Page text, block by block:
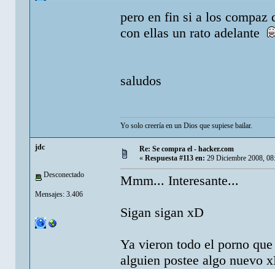
pero en fin si a los compaz
con ellas un rato adelante
saludos
Yo solo creería en un Dios que supiese bailar.
jdc
Desconectado
Mensajes: 3.406
Re: Se compra el - hacker.com
« Respuesta #113 en: 29 Diciembre 2008,
Mmm... Interesante...
Sigan sigan xD
Ya vieron todo el porno
alguien postee algo nuevo